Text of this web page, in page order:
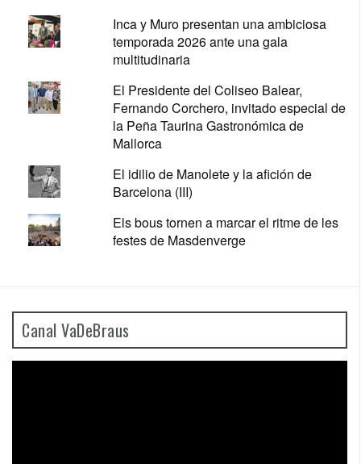
Inca y Muro presentan una ambiciosa
temporada 2026 ante una gala
multitudinaria
El Presidente del Coliseo Balear,
Fernando Corchero, invitado especial de
la Peña Taurina Gastronómica de
Mallorca
El idilio de Manolete y la afición de
Barcelona (III)
Els bous tornen a marcar el ritme de les
festes de Masdenverge
Canal VaDeBraus